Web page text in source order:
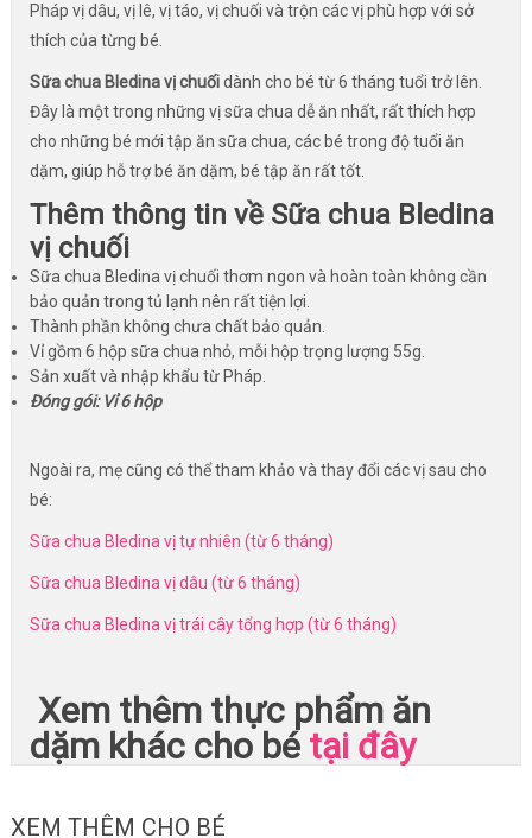
Pháp vị dâu, vị lê, vị táo, vị chuối và trộn các vị phù hợp với sở
thích của từng bé.
Sữa chua Bledina vị chuốidành cho bé từ 6 tháng tuổi trở lên.
Đây là một trong những vị sữa chua dễ ăn nhất, rất thích hợp
cho những bé mới tập ăn sữa chua, các bé trong độ tuổi ăn
dặm, giúp hỗ trợ bé ăn dặm, bé tập ăn rất tốt.
Thêm thông tin về Sữa chua Bledina
vị chuối
Sữa chua Bledina vị chuối thơm ngon và hoàn toàn không cần
bảo quản trong tủ lạnh nên rất tiện lợi.
Thành phần không chưa chất bảo quản.
Vỉ gồm 6 hộp sữa chua nhỏ, mỗi hộp trọng lượng 55g.
Sản xuất và nhập khẩu từ Pháp.
Đóng gói: Vỉ 6 hộp
Ngoài ra, mẹ cũng có thể tham khảo và thay đổi các vị sau cho
bé:
Sữa chua Bledina vị tự nhiên (từ 6 tháng)
Sữa chua Bledina vị dâu (từ 6 tháng)
Sữa chua Bledina vị trái cây tổng hợp (từ 6 tháng)
Xem thêm thực phẩm ăn
dặm khác cho bé tại đây
XEM THÊM CHO BÉ